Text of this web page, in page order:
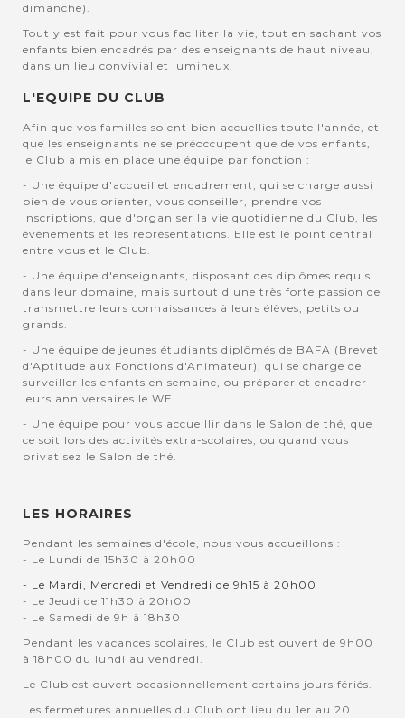
dimanche).
Tout y est fait pour vous faciliter la vie, tout en sachant vos
enfants bien encadrés par des enseignants de haut niveau,
dans un lieu convivial et lumineux.
L'EQUIPE DU CLUB
Afin que vos familles soient bien accuellies toute l'année, et
que les enseignants ne se préoccupent que de vos enfants,
le Club a mis en place une équipe par fonction :
- Une équipe d'accueil et encadrement, qui se charge aussi
bien de vous orienter, vous conseiller, prendre vos
inscriptions, que d'organiser la vie quotidienne du Club, les
évènements et les représentations. Elle est le point central
entre vous et le Club.
- Une équipe d'enseignants, disposant des diplômes requis
dans leur domaine, mais surtout d'une très forte passion de
transmettre leurs connaissances à leurs élèves, petits ou
grands.
- Une équipe de jeunes étudiants diplômés de BAFA (Brevet
d'Aptitude aux Fonctions d'Animateur); qui se charge de
surveiller les enfants en semaine, ou préparer et encadrer
leurs anniversaires le WE.
- Une équipe pour vous accueillir dans le Salon de thé, que
ce soit lors des activités extra-scolaires, ou quand vous
privatisez le Salon de thé.
LES HORAIRES
Pendant les semaines d'école, nous vous accueillons :
- Le Lundi de 15h30 à 20h00
- Le Mardi, Mercredi et Vendredi de 9h15 à 20h00
- Le Jeudi de 11h30 à 20h00
- Le Samedi de 9h à 18h30
Pendant les vacances scolaires, le Club est ouvert de 9h00
à 18h00 du lundi au vendredi.
Le Club est ouvert occasionnellement certains jours fériés.
Les fermetures annuelles du Club ont lieu du 1er au 20